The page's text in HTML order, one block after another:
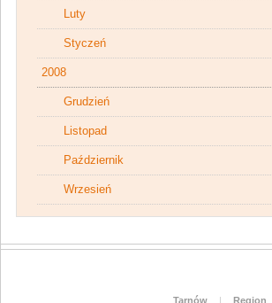
Luty
Styczeń
2008
Grudzień
Listopad
Październik
Wrzesień
Tarnów | Region